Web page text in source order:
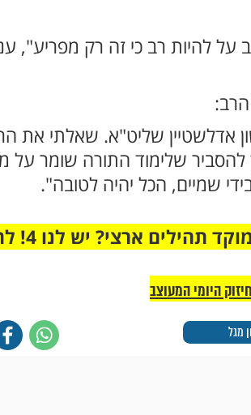
על להיות רב כי זה רק מפריע",
אדלשטיין שליט"א. שאלתי את
שלימוד התורה שומר על
שמיים, הכל יהיה לטובה".
מגל
מחוברים רק לקבוצת ווטסאפ
היומי המעוצב